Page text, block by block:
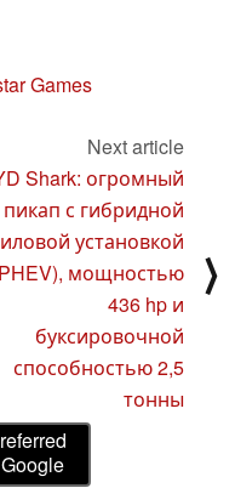
Games
Next article
Shark: огромный
пикап с гибридной
установкой
мощностью
436 hp и
буксировочной
способностью 2,5
тонны
⟩